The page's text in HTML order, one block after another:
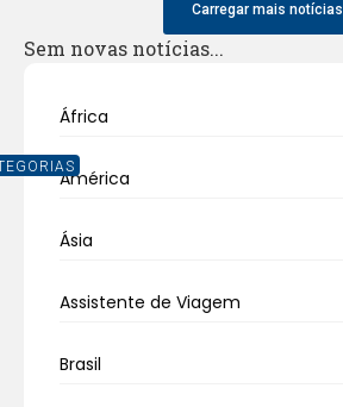
África
América
Ásia
Assistente de Viagem
Brasil
Carregar mais notícias
Sem novas notícias...